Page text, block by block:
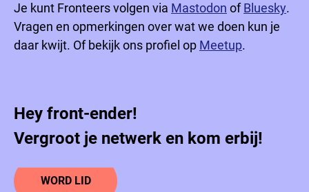
Je kunt Fronteers volgen via Mastodon ofBluesky.
Vragen en opmerkingen over wat we doen kun je
daar kwijt. Of bekijk ons profiel op Meetup.
Hey front-ender!
Vergroot je netwerk en kom erbij!
WORD LID